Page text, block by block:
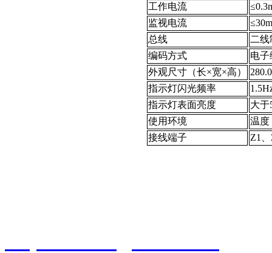
工作电流
监视电流
总线
二
编码方式
电子
外观尺寸（长×宽×高）
指示灯闪光频率
指示灯表面亮度
大于
使用环境
温度
接线端子
Z1